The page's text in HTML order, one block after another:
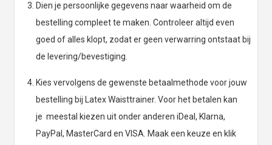
Dien je persoonlijke gegevens naar waarheid om de
bestelling compleet te maken. Controleer altijd even
goed of alles klopt, zodat er geen verwarring ontstaat bij
de levering/bevestiging.
Kies vervolgens de gewenste betaalmethode voor jouw
bestelling bij Latex Waisttrainer. Voor het betalen kan
je meestal kiezen uit onder anderen iDeal, Klarna,
PayPal, MasterCard en VISA. Maak een keuze en klik